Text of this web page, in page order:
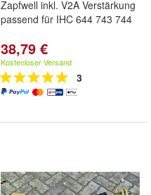
Zapfwell inkl. V2A Verstärkung
passend für IHC 644 743 744
38,79 €
Kostenloser Versand
3